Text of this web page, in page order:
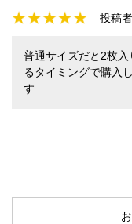
投稿者
普通サイズだと2枚入
るタイミングで購入
す